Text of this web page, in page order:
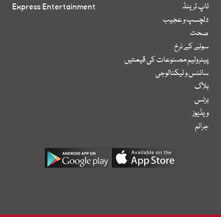
ٹاپ ٹرینڈ
دلچسپ و عجیب
صحت
سونے کے نرخ
پیٹرولیم مصنوعات کی قیمتیں
سائنس و ٹیکنالوجی
بلاگ
بزنس
ویڈیوز
جرائم
Express Entertainment